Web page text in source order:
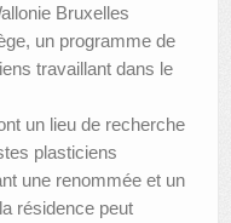
Bruxelles
un programme de
travaillant dans le
un lieu de recherche
plasticiens
une renommée et un
résidence peut